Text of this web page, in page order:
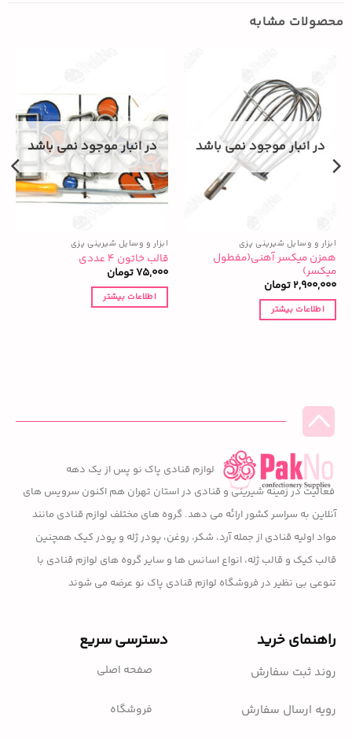
محصولات مشابه
در انبار موجود نمی باشد
ابزار و وسایل شیرینی پزی
همزن میکسر آهنی(مفطول
میکسر)
2,900,000تومان
اطلاعات بیشتر
در انبار موجود نمی باشد
ابزار و وسایل شیرینی پزی
قالب خاتون ۴ عددی
75,000تومان
اطلاعات بیشتر
لوازم قنادی پاک نو پس از یک دهه
فعالیت در زمینه شیرینی و قنادی در استان تهران هم اکنون سرویس های
آنلاین به سراسر کشور ارائه می دهد. گروه های مختلف لوازم قنادی مانند
مواد اولیه قنادی از جمله آرد، شکر، روغن، پودر ژله و پودر کیک همچنین
قالب کیک و قالب ژله، انواع اسانس ها و سایر گروه های لوازم قنادی با
تنوعی بی نظیر در فروشگاه لوازم قنادی پاک نو عرضه می شوند
راهنمای خرید
روند ثبت سفارش
رویه ارسال سفارش
دسترسی سریع
صفحه اصلی
فروشگاه